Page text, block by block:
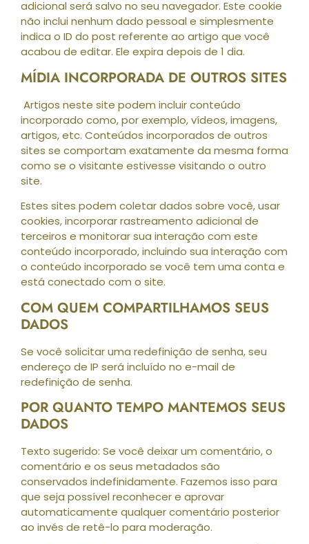
adicional será salvo no seu navegador. Este cookie
não inclui nenhum dado pessoal e simplesmente
indica o ID do post referente ao artigo que você
acabou de editar. Ele expira depois de 1 dia.
MÍDIA INCORPORADA DE OUTROS SITES
Artigos neste site podem incluir conteúdo
incorporado como, por exemplo, vídeos, imagens,
artigos, etc. Conteúdos incorporados de outros
sites se comportam exatamente da mesma forma
como se o visitante estivesse visitando o outro
site.
Estes sites podem coletar dados sobre você, usar
cookies, incorporar rastreamento adicional de
terceiros e monitorar sua interação com este
conteúdo incorporado, incluindo sua interação com
o conteúdo incorporado se você tem uma conta e
está conectado com o site.
COM QUEM COMPARTILHAMOS SEUS
DADOS
Se você solicitar uma redefinição de senha, seu
endereço de IP será incluído no e-mail de
redefinição de senha.
POR QUANTO TEMPO MANTEMOS SEUS
DADOS
Texto sugerido: Se você deixar um comentário, o
comentário e os seus metadados são
conservados indefinidamente. Fazemos isso para
que seja possível reconhecer e aprovar
automaticamente qualquer comentário posterior
ao invés de retê-lo para moderação.